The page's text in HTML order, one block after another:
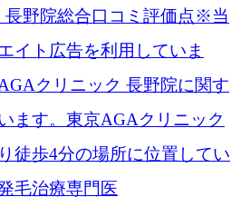
長野院総合口コミ評価点※当
イト広告を利用していま
クリニック 長野院​に関す
ます。東京AGAクリニック
徒歩4分の場所に位置してい
毛治療専門医